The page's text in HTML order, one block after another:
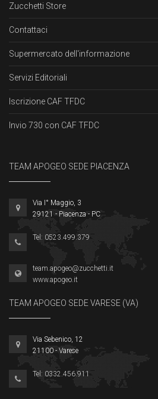
Zucchetti Store
Contattaci
Supermercato dell'informazione
Servizi Editoriali
Iscrizione CAF TFDC
Invio 730 con CAF TFDC
TEAM APOGEO SEDE PIACENZA
Via I° Maggio, 3
29121 - Piacenza - PC
Tel: 0523.499.379
team.apogeo@zucchetti.it
www.apogeo.it
TEAM APOGEO SEDE VARESE (VA)
Via Sebenico, 12
21100 - Varese
Tel: 0332.456.911